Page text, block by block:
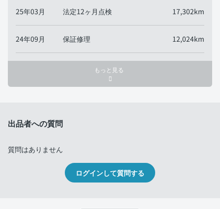
25年03月 法定12ヶ月点検 17,302km
24年09月 保証修理 12,024km
もっと見る
出品者への質問
質問はありません
ログインして質問する